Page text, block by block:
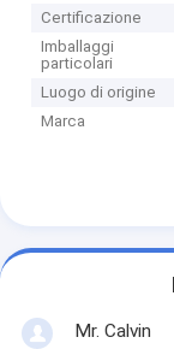
Certificazione
Imballaggi
particolari
Luogo di origine
Marca
Mr. Calvin